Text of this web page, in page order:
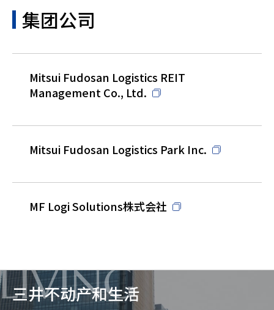
集团公司
Mitsui Fudosan Logistics REIT
Management Co., Ltd.
Mitsui Fudosan Logistics Park Inc.
MF Logi Solutions株式会社
三井不动产和生活